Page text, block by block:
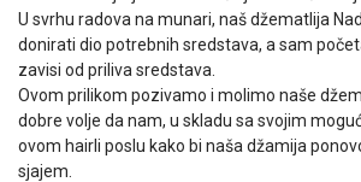
U svrhu radova na munari, naš džematlija
donirati dio potrebnih sredstava, a sam
zavisi od priliva sredstava.
Ovom prilikom pozivamo i molimo naše
dobre volje da nam, u skladu sa svojim
ovom hairli poslu kako bi naša džamija
sjajem.